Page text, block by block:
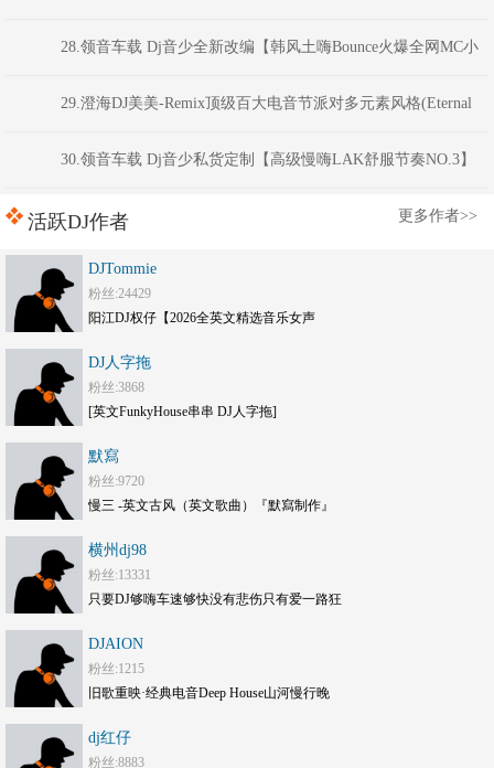
VNHouse混音车载串烧大碟》 河南DJ彦航
28.领音车载 Dj音少全新改编【韩风土嗨Bounce火爆全网MC小
洲经典语录】现场喊麦跳舞大碟
29.澄海DJ美美-Remix顶级百大电音节派对多元素风格(Eternal
Night)商业蹦迪连版串烧
30.领音车载 Dj音少私货定制【高级慢嗨LAK舒服节奏NO.3】
弹跳越鼓VK电音
活跃DJ作者 更多作者>>
DJTommie
粉丝:24429
阳江DJ权仔【2026全英文精选音乐女声
DJ人字拖
粉丝:3868
[英文FunkyHouse串串 DJ人字拖]
默寫
粉丝:9720
慢三 -英文古风（英文歌曲）『默寫制作』
横州dj98
粉丝:13331
只要DJ够嗨车速够快没有悲伤只有爱一路狂
DJAION
粉丝:1215
旧歌重映·经典电音Deep House山河慢行晚
dj红仔
粉丝:8883